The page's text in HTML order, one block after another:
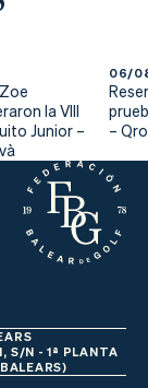
la VIII
Junior –
06/
–
S/N - 1ª PLANTA